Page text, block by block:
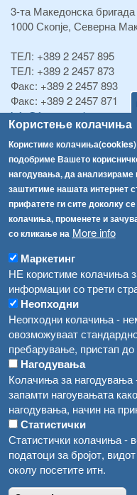
Користење колачиња
Користиме
подобриме Вашето
нагодувања, да анализираме
заштитиме нашата интернет
прифатете ги сите доколку
колачиња, променете и
со кликање на More info
Маркетинг
НЕ користиме колачиња
информации со трети
Неопходни
Неопходни колачиња -
овозможуваат
пребарување, пристап до
Нагодувања
Колачиња за нагодувања
запамти нагоувањата
нагодувања, начин на
Статистички
Статистички колачиња -
податоци за бројот,
околу посетите итн.
3-та Македонска
1000 Скопје, Северна
ТЕЛ: +389 2 2457 895
ТЕЛ: +389 2 2457 873
Факс: +389 2 2457 893
Факс: +389 2 2457 871
info@fva.gov.mk
[АХВ-претходна страна]
Соопштенија
Република Бугарија ги засили официјалните контроли при увоз на свежо овошје и зеленчук
Високите температури ризик од труење со храна, опасни се и за животните
Водата во Гостивар може да се користи како техничка, продолжува испораката на флаширана вода
Во Гостивар спроведени 70 вонредни контроли
Забраната за водата во Гостивар останува на сила, операторите да користат само технички безбедна вода
Архива
Регистри
Обрасци
Огласи